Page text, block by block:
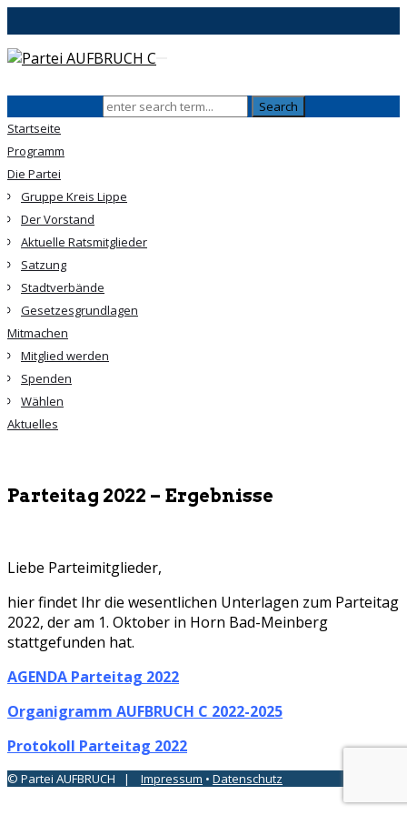
Startseite
Programm
Die Partei
Gruppe Kreis Lippe
Der Vorstand
Aktuelle Ratsmitglieder
Satzung
Stadtverbände
Gesetzesgrundlagen
Mitmachen
Mitglied werden
Spenden
Wählen
Aktuelles
Parteitag 2022 – Ergebnisse
Liebe Parteimitglieder,
hier findet Ihr die wesentlichen Unterlagen zum Parteitag
2022, der am 1. Oktober in Horn Bad-Meinberg
stattgefunden hat.
AGENDA Parteitag 2022
Organigramm AUFBRUCH C 2022-2025
Protokoll Parteitag 2022
© Partei AUFBRUCH | Impressum • Datenschutz